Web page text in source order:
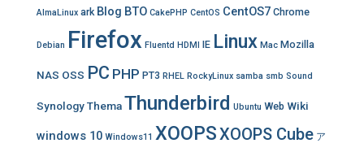
AlmaLinux ark Blog BTO CakePHP CentOS CentOS7 Chrome
Debian Firefox Fluentd HDMI IE Linux Mac Mozilla
NAS OSS PC PHP PT3 RHEL RockyLinux samba smb Sound
SynologyThemaThunderbird Ubuntu Web Wiki
windows 10 Windows11 XOOPSXOOPS Cube ア